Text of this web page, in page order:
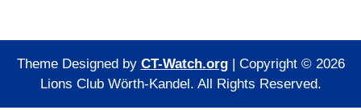
Theme Designed by CT-Watch.org | Copyright © 2026
Lions Club Wörth-Kandel. All Rights Reserved.